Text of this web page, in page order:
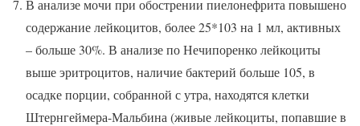
В анализе мочи при обострении пиелонефрита повышено
содержание лейкоцитов, более 25*103 на 1 мл, активных
– больше 30%. В анализе по Нечипоренко лейкоциты
выше эритроцитов, наличие бактерий больше 105, в
осадке порции, собранной с утра, находятся клетки
Штернгеймера-Мальбина (живые лейкоциты, попавшие в